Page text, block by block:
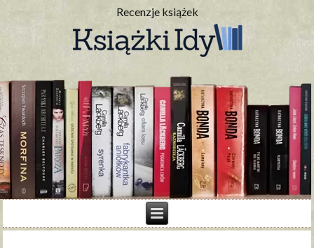
Recenzje książek